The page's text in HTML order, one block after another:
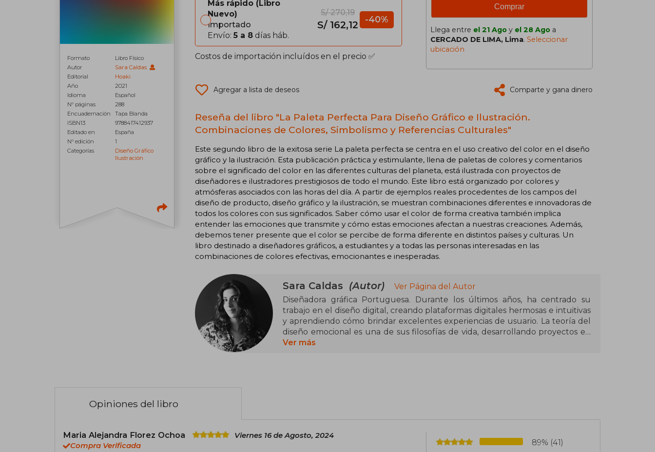
Formato
Libro Físico
Autor
Sara Caldas
Editorial
Hoaki
Año
2021
Idioma
Español
N° páginas
288
Encuadernación
Tapa Blanda
ISBN13
9788417412937
Editado en
España
N° edición
1
Categorías
Diseño Gráfico
Ilustración
Más rápido
Libro
Nuevo
Importado
Envío: 5 a 8 días háb.
S/ 270,19
S/ 162,12 -40%
Costos de importación incluídos en el precio ✅
Comprar
Llega entre el 21 Ago y el 28 Ago a
CERCADO DE LIMA, Lima. Seleccionar
ubicación
Agregar a lista de deseos Comparte y gana dinero
Reseña del libro "La Paleta Perfecta Para Diseño Gráfico e Ilustración.
Combinaciones de Colores, Simbolismo y Referencias Culturales"
Este segundo libro de la exitosa serie La paleta perfecta se centra en el uso creativo del color en el diseño
gráfico y la ilustración. Esta publicación práctica y estimulante, llena de paletas de colores y comentarios
sobre el significado del color en las diferentes culturas del planeta, está ilustrada con proyectos de
diseñadores e ilustradores prestigiosos de todo el mundo. Este libro está organizado por colores y
atmósferas asociados con las horas del día. A partir de ejemplos reales procedentes de los campos del
diseño de producto, diseño gráfico y la ilustración, se muestran combinaciones diferentes e innovadoras de
todos los colores con sus significados. Saber cómo usar el color de forma creativa también implica
entender las emociones que transmite y cómo estas emociones afectan a nuestras creaciones. Además,
debemos tener presente que el color se percibe de forma diferente en distintos países y culturas. Un
libro destinado a diseñadores gráficos, a estudiantes y a todas las personas interesadas en las
combinaciones de colores efectivas, emocionantes e inesperadas.
Sara Caldas (Autor)
Ver Página del Autor
Diseñadora gráfica Portuguesa. Durante los últimos años, ha centrado su
trabajo en el diseño digital, creando plataformas digitales hermosas e intuitivas
y aprendiendo cómo brindar excelentes experiencias de usuario. La teoría del
diseño emocional es una de sus filosofías de vida, desarrollando proyectos en
torno al tema e informándose sobre cómo las personas podían relacionarse
Ver más
Opiniones del libro
Maria Alejandra Florez Ochoa
Viernes 16 de Agosto, 2024
Compra Verificada
89% (41)